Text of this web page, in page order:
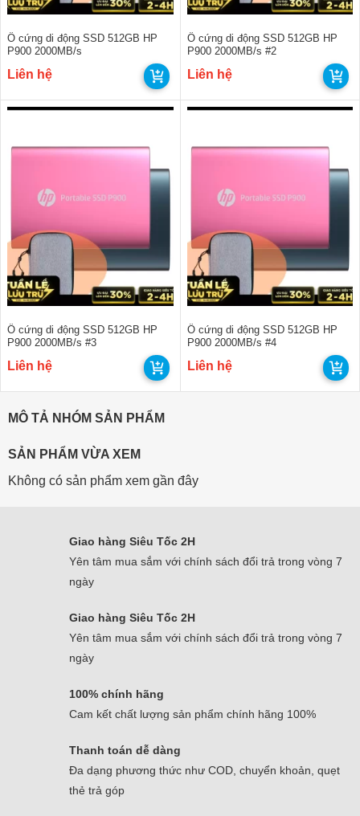
Ổ cứng di động SSD 512GB HP
P900 2000MB/s
Liên hệ
Ổ cứng di động SSD 512GB HP
P900 2000MB/s #2
Liên hệ
Ổ cứng di động SSD 512GB HP
P900 2000MB/s #3
Liên hệ
Ổ cứng di động SSD 512GB HP
P900 2000MB/s #4
Liên hệ
MÔ TẢ NHÓM SẢN PHẨM
SẢN PHẨM VỪA XEM
Không có sản phẩm xem gần đây
Giao hàng Siêu Tốc 2H
Yên tâm mua sắm với chính sách đổi trả trong vòng 7
ngày
Giao hàng Siêu Tốc 2H
Yên tâm mua sắm với chính sách đổi trả trong vòng 7
ngày
100% chính hãng
Cam kết chất lượng sản phẩm chính hãng 100%
Thanh toán dễ dàng
Đa dạng phương thức như COD, chuyển khoản, quẹt
thẻ trả góp